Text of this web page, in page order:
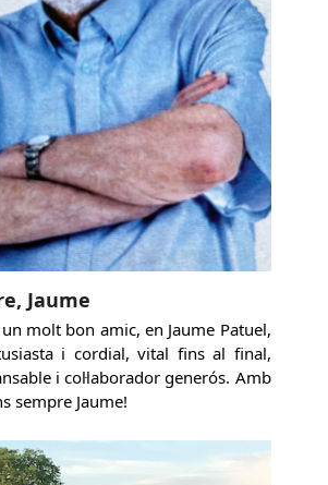
Jaume
molt bon amic, en Jaume Patuel,
i cordial, vital fins al final,
i col·laborador generós. Amb
sempre Jaume!